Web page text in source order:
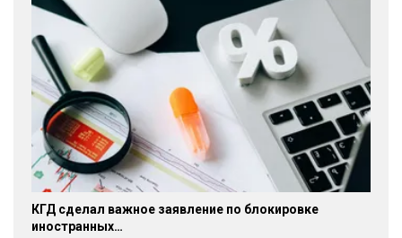
КГД сделал важное заявление по блокировке
иностранных…